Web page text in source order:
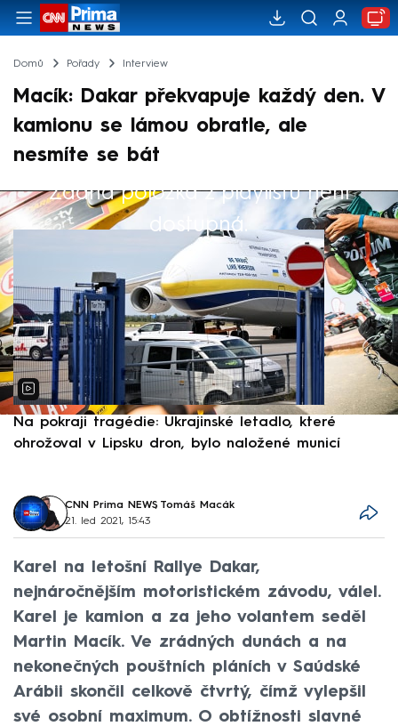
Domů Pořady Interview
Macík: Dakar překvapuje každý den. V
kamionu se lámou obratle, ale
nesmíte se bát
Žádná položka z playlistu není
dostupná.
Výběr redakce
Na pokraji tragédie: Ukrajinské letadlo, které
ohrožoval v Lipsku dron, bylo naložené municí
CNN Prima NEWS, Tomáš Macák
21. led 2021, 15:43
Karel na letošní Rallye Dakar,
nejnáročnějším motoristickém závodu, válel.
Karel je kamion a za jeho volantem seděl
Martin Macík. Ve zrádných dunách a na
nekonečných pouštních pláních v Saúdské
Arábii skončil celkově čtvrtý, čímž vylepšil
své osobní maximum. O obtížnosti slavné